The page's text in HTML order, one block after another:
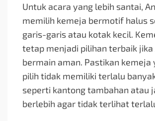
Untuk acara yang lebih santai,
memilih kemeja bermotif halus
garis-garis atau kotak kecil.
tetap menjadi pilihan terbaik jika
bermain aman. Pastikan kemeja
pilih tidak memiliki terlalu
seperti kantong tambahan atau
berlebih agar tidak terlihat